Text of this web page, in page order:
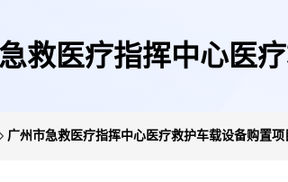
救医疗指挥中心医
广州市急救医疗指挥中心医疗救护车载设备购置